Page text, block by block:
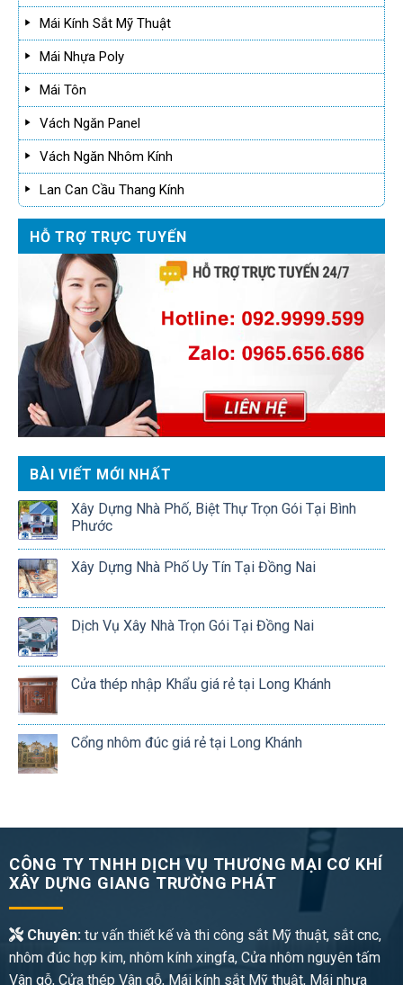
Mái Kính Sắt Mỹ Thuật
Mái Nhựa Poly
Mái Tôn
Vách Ngăn Panel
Vách Ngăn Nhôm Kính
Lan Can Cầu Thang Kính
HỖ TRỢ TRỰC TUYẾN
BÀI VIẾT MỚI NHẤT
Xây Dựng Nhà Phố, Biệt Thự Trọn Gói Tại Bình
Phước
Xây Dựng Nhà Phố Uy Tín Tại Đồng Nai
Dịch Vụ Xây Nhà Trọn Gói Tại Đồng Nai
Cửa thép nhập Khẩu giá rẻ tại Long Khánh
Cổng nhôm đúc giá rẻ tại Long Khánh
CÔNG TY TNHH DỊCH VỤ THƯƠNG MẠI CƠ KHÍ
XÂY DỰNG GIANG TRƯỜNG PHÁT
Chuyên:tư vấn thiết kế và thi công sắt Mỹ thuật, sắt cnc,
nhôm đúc hợp kim, nhôm kính xingfa, Cửa nhôm nguyên tấm
Vân gỗ, Cửa thép Vân gỗ, Mái kính sắt Mỹ thuật, Mái nhựa